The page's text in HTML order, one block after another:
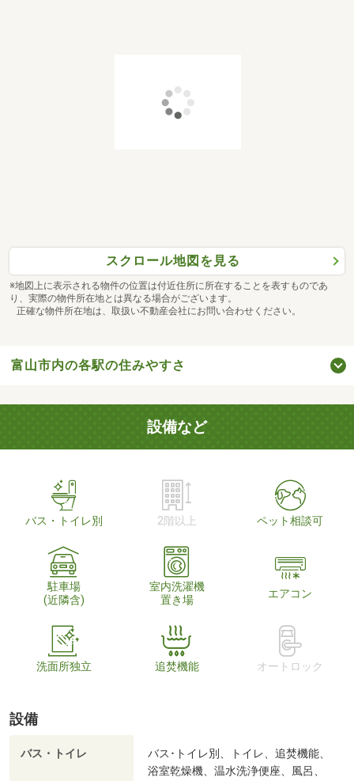
スクロール地図を見る
※地図上に表示される物件の位置は付近住所に所在することを表すものであ
り、実際の物件所在地とは異なる場合がございます。
正確な物件所在地は、取扱い不動産会社にお問い合わせください。
富山市内の各駅の住みやすさ
設備など
バス・トイレ別 2階以上 ペット相談可
駐車場
(近隣含)
室内洗濯機
置き場
エアコン
洗面所独立 追焚機能 オートロック
設備
バス・トイレ
バス･トイレ別、トイレ、追焚機能、
浴室乾燥機、温水洗浄便座、風呂、